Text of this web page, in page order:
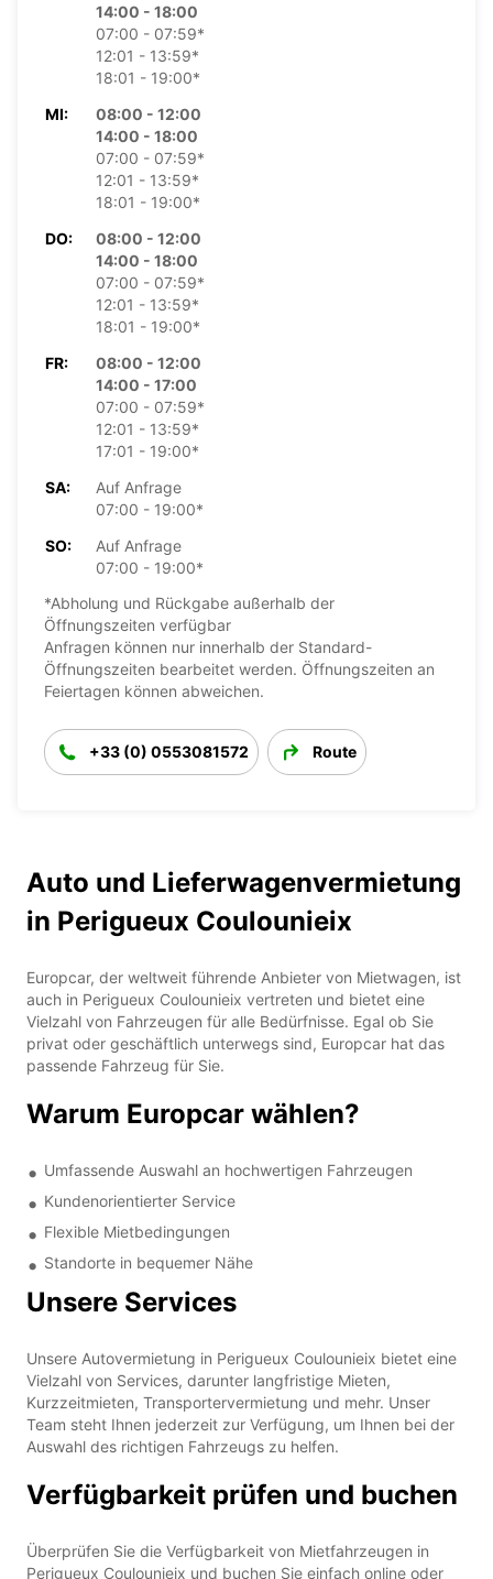
14:00 - 18:00
07:00 - 07:59*
12:01 - 13:59*
18:01 - 19:00*
MI:
08:00 - 12:00
14:00 - 18:00
07:00 - 07:59*
12:01 - 13:59*
18:01 - 19:00*
DO:
08:00 - 12:00
14:00 - 18:00
07:00 - 07:59*
12:01 - 13:59*
18:01 - 19:00*
FR:
08:00 - 12:00
14:00 - 17:00
07:00 - 07:59*
12:01 - 13:59*
17:01 - 19:00*
SA:
Auf Anfrage
07:00 - 19:00*
SO:
Auf Anfrage
07:00 - 19:00*
*Abholung und Rückgabe außerhalb der
Öffnungszeiten verfügbar
Anfragen können nur innerhalb der Standard-
Öffnungszeiten bearbeitet werden. Öffnungszeiten an
Feiertagen können abweichen.
+33 (0) 0553081572 Route
Auto und Lieferwagenvermietung
in Perigueux Coulounieix
Europcar, der weltweit führende Anbieter von Mietwagen, ist
auch in Perigueux Coulounieix vertreten und bietet eine
Vielzahl von Fahrzeugen für alle Bedürfnisse. Egal ob Sie
privat oder geschäftlich unterwegs sind, Europcar hat das
passende Fahrzeug für Sie.
Warum Europcar wählen?
Umfassende Auswahl an hochwertigen Fahrzeugen
Kundenorientierter Service
Flexible Mietbedingungen
Standorte in bequemer Nähe
Unsere Services
Unsere Autovermietung in Perigueux Coulounieix bietet eine
Vielzahl von Services, darunter langfristige Mieten,
Kurzzeitmieten, Transportervermietung und mehr. Unser
Team steht Ihnen jederzeit zur Verfügung, um Ihnen bei der
Auswahl des richtigen Fahrzeugs zu helfen.
Verfügbarkeit prüfen und buchen
Überprüfen Sie die Verfügbarkeit von Mietfahrzeugen in
Perigueux Coulounieix und buchen Sie einfach online oder